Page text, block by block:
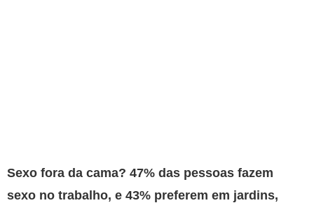
Sexo fora da cama? 47% das pessoas fazem
sexo no trabalho, e 43% preferem em jardins,